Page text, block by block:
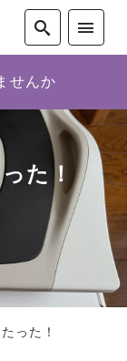
せんか
た！
った！